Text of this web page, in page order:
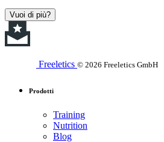
Vuoi di più?
Freeletics © 2026 Freeletics GmbH
Prodotti
Training
Nutrition
Blog